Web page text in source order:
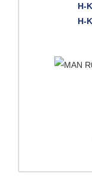
H-
H-